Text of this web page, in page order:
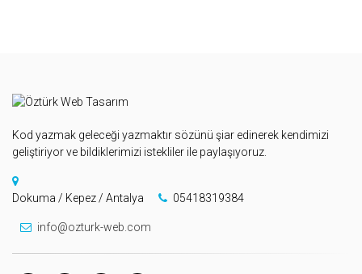
Kod yazmak geleceği yazmaktır sözünü şiar edinerek kendimizi
geliştiriyor ve bildiklerimizi istekliler ile paylaşıyoruz.
Dokuma / Kepez / Antalya 05418319384
info@ozturk-web.com